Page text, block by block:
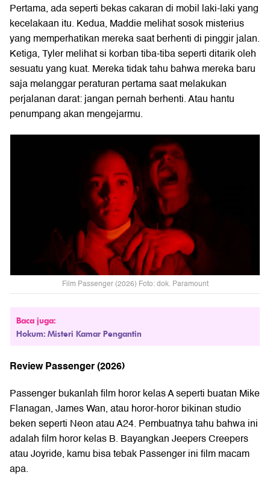
Pertama, ada seperti bekas cakaran di mobil laki-laki yang
kecelakaan itu. Kedua, Maddie melihat sosok misterius
yang memperhatikan mereka saat berhenti di pinggir jalan.
Ketiga, Tyler melihat si korban tiba-tiba seperti ditarik oleh
sesuatu yang kuat. Mereka tidak tahu bahwa mereka baru
saja melanggar peraturan pertama saat melakukan
perjalanan darat: jangan pernah berhenti. Atau hantu
penumpang akan mengejarmu.
Film Passenger (2026) Foto: dok. Paramount
Baca juga:
Hokum: Misteri Kamar Pengantin
Review Passenger (2026)
Passenger bukanlah film horor kelas A seperti buatan Mike
Flanagan, James Wan, atau horor-horor bikinan studio
beken seperti Neon atau A24. Pembuatnya tahu bahwa ini
adalah film horor kelas B. Bayangkan Jeepers Creepers
atau Joyride, kamu bisa tebak Passenger ini film macam
apa.